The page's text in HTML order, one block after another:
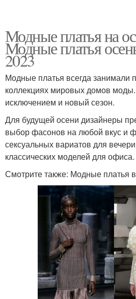
Модные платья на
Модные платья
2023
Модные платья всегда занимали
коллекциях мировых домов
исключением и новый сезон.
Для будущей осени дизайнеры
выбор фасонов на любой вкус и
сексуальных вариатов для
классических моделей для офиса.
Смотрите также: Модные платья